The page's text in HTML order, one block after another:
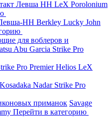
Левша НН LeX Porolonium
НН Berkley Lucky John
для воблеров и
Abu Garcia Strike Pro
Pro PremierHelios LeX
Kosadaka Nadar Strike Pro
приманок Savage
Перейти в категорию